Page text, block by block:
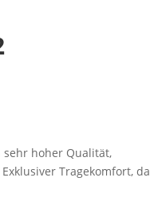
sehr hoher Qualität,
Tragekomfort, da